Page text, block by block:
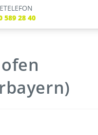
589 28 40
TELEFON
589 28 40